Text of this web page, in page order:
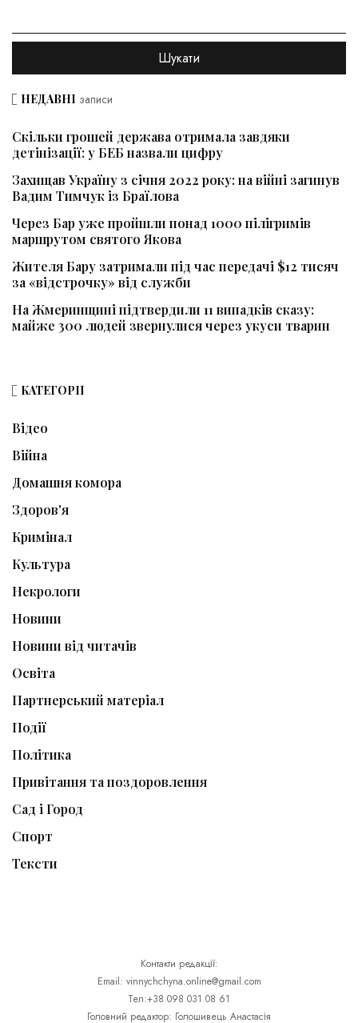
НЕДАВНІ записи
Скільки грошей держава отримала завдяки
детінізації: у БЕБ назвали цифру
Захищав Україну з січня 2022 року: на війні загинув
Вадим Тимчук із Браїлова
Через Бар уже пройшли понад 1000 пілігримів
маршрутом святого Якова
Жителя Бару затримали під час передачі $12 тисяч
за «відстрочку» від служби
На Жмеринщині підтвердили 11 випадків сказу:
майже 300 людей звернулися через укуси тварин
КАТЕГОРІЇ
Відео
Війна
Домашня комора
Здоров'я
Кримінал
Культура
Некрологи
Новини
Новини від читачів
Освіта
Партнерський матеріал
Події
Політика
Привітання та поздоровлення
Сад і Город
Спорт
Тексти
Контакти редакції:
Email: vinnychchyna.online@gmail.com
Тел:+38 098 031 08 61
Головний редактор: Голошивець Анастасія